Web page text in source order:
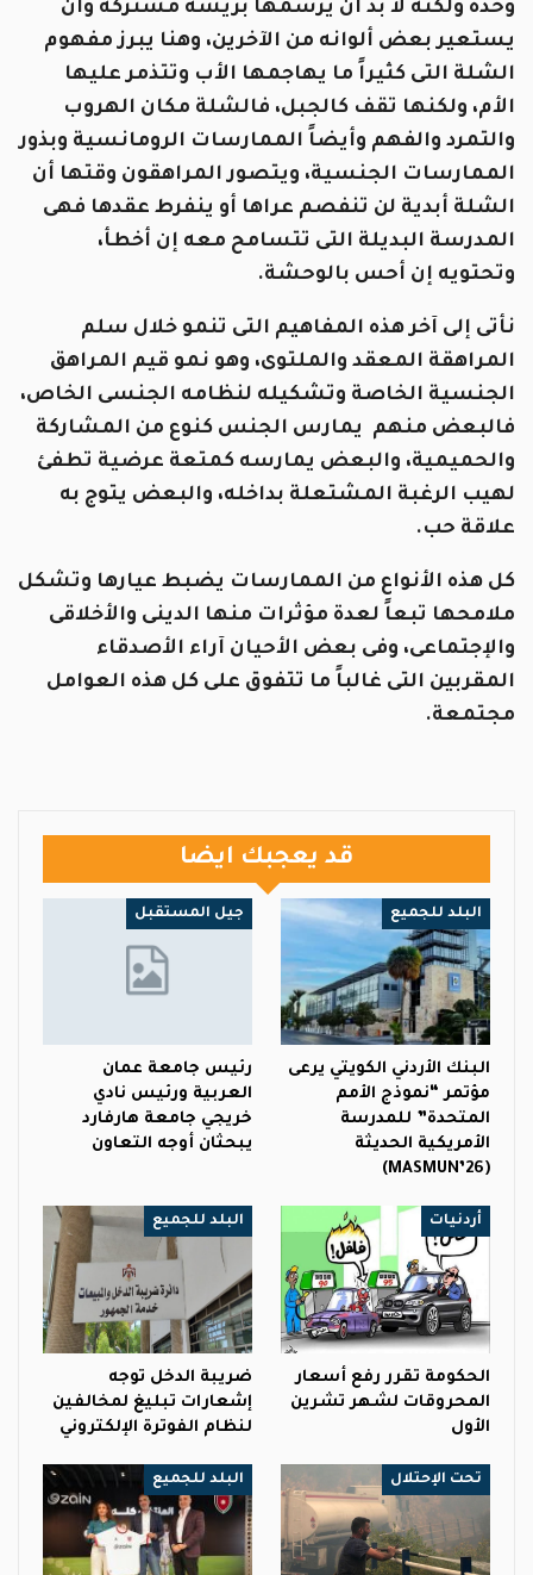
وحده ولكنه لا بد أن يرسمها بريشة مشتركة وأن
يستعير بعض ألوانه من الآخرين، وهنا يبرز مفهوم
الشلة التى كثيراً ما يهاجمها الأب وتتذمر عليها
الأم، ولكنها تقف كالجبل، فالشلة مكان الهروب
والتمرد والفهم وأيضاً الممارسات الرومانسية وبذور
الممارسات الجنسية، ويتصور المراهقون وقتها أن
الشلة أبدية لن تنفصم عراها أو ينفرط عقدها فهى
المدرسة البديلة التى تتسامح معه إن أخطأ،
وتحتويه إن أحس بالوحشة.
نأتى إلى آخر هذه المفاهيم التى تنمو خلال سلم
المراهقة المعقد والملتوى، وهو نمو قيم المراهق
الجنسية الخاصة وتشكيله لنظامه الجنسى الخاص،
فالبعض منهم يمارس الجنس كنوع من المشاركة
والحميمية، والبعض يمارسه كمتعة عرضية تطفئ
لهيب الرغبة المشتعلة بداخله، والبعض يتوج به
علاقة حب.
كل هذه الأنواع من الممارسات يضبط عيارها وتشكل
ملامحها تبعاً لعدة مؤثرات منها الدينى والأخلاقى
والإجتماعى، وفى بعض الأحيان آراء الأصدقاء
المقربين التى غالباً ما تتفوق على كل هذه العوامل
مجتمعة.
قد يعجبك ايضا
البلد للجميع
البنك الأردني الكويتي يرعى
مؤتمر “نموذج الأمم
المتحدة” للمدرسة
الأمريكية الحديثة
(MASMUN’26)
جيل المستقبل
رئيس جامعة عمان
العربية ورئيس نادي
خريجي جامعة هارفارد
يبحثان أوجه التعاون
أردنيات
الحكومة تقرر رفع أسعار
المحروقات لشهر تشرين
الأول
البلد للجميع
ضريبة الدخل توجه
إشعارات تبليغ لمخالفين
لنظام الفوترة الإلكتروني
تحت الإحتلال البلد للجميع